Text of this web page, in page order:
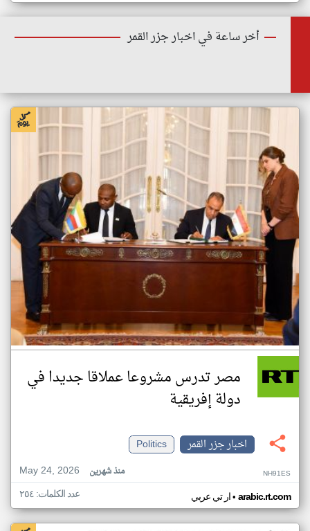
أخر ساعة في اخبار جزر القمر
مصر تدرس مشروعا عملاقا جديدا في
دولة إفريقية
اخبار جزر القمر
Politics
May 24, 2026
منذ شهرين NH91ES
ار تي عربي• arabic.rt.com عدد الكلمات: ٢٥٤